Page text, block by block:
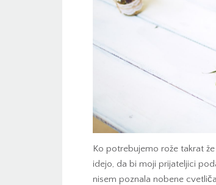
Ko potrebujemo rože takrat
idejo, da bi moji prijateljici
nisem poznala nobene